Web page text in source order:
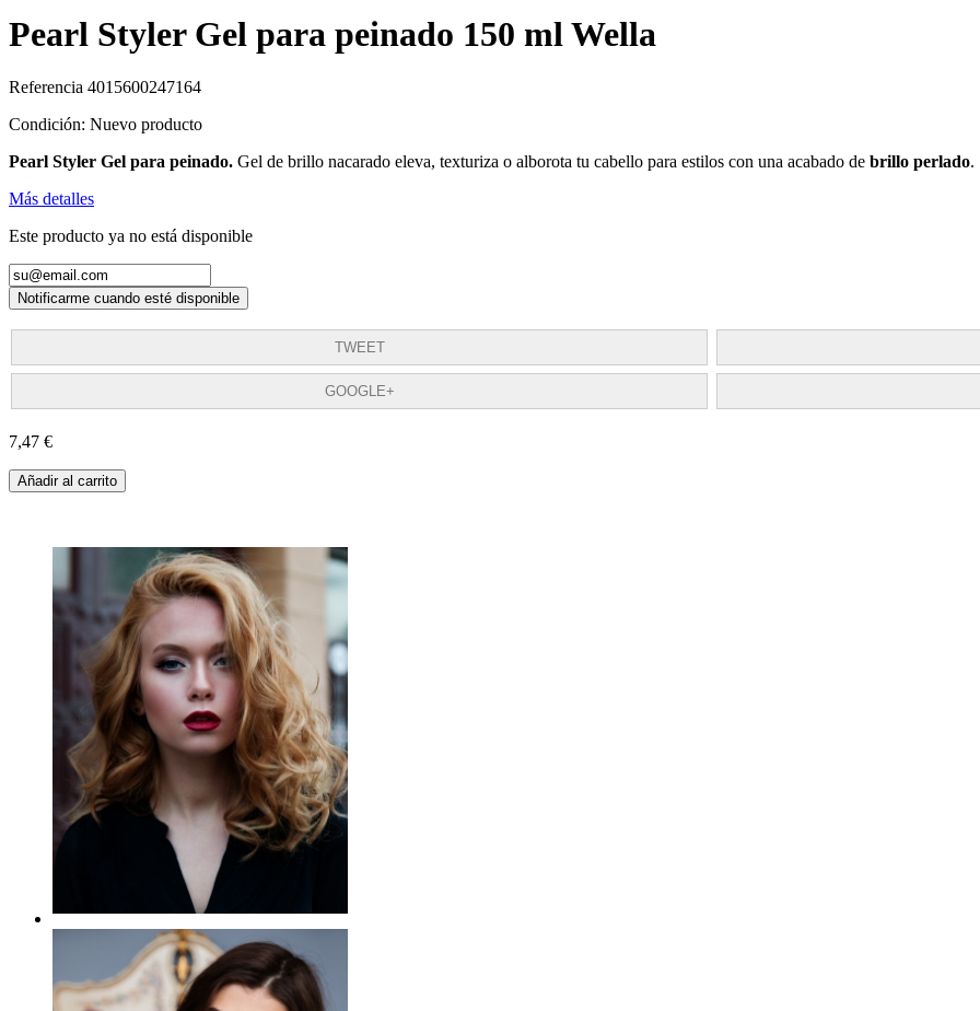
Pearl Styler Gel para peinado 150 ml Wella
Referencia 4015600247164
Condición: Nuevo producto
Pearl Styler Gel para peinado. Gel de brillo nacarado eleva, texturiza o alborota tu cabello para estilos con una acabado de brillo perlado.
Más detalles
Este producto ya no está disponible
Notificarme cuando esté disponible
TWEET
GOOGLE+
7,47 €
Añadir al carrito